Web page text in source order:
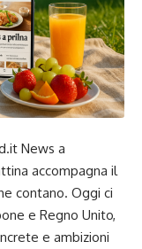
News a
accompagna il
contano. Oggi ci
e Regno Unito,
e ambizioni